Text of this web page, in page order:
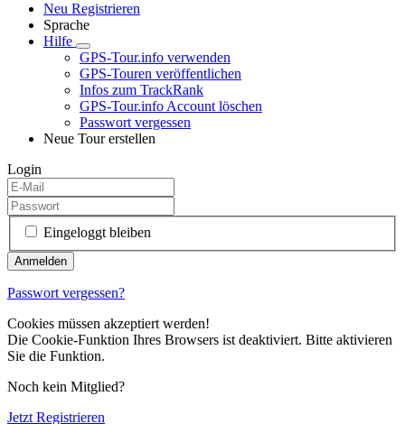
Neu Registrieren
Sprache
Hilfe
GPS-Tour.info verwenden
GPS-Touren veröffentlichen
Infos zum TrackRank
GPS-Tour.info Account löschen
Passwort vergessen
Neue Tour erstellen
Login
Eingeloggt bleiben
Passwort vergessen?
Cookies müssen akzeptiert werden!
Die Cookie-Funktion Ihres Browsers ist deaktiviert. Bitte aktivieren
Sie die Funktion.
Noch kein Mitglied?
Jetzt Registrieren